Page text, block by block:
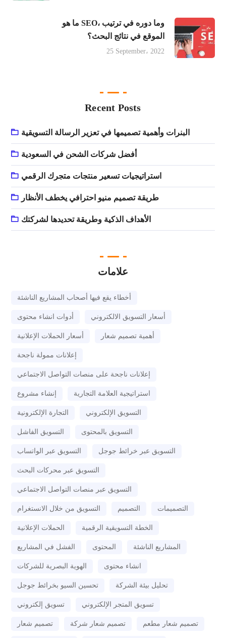
ما هو SEO، وما دوره في ترتيب
الموقع في نتائج البحث؟
25 September، 2022
Recent Posts
البنرات وأهمية تصميمها في تعزير الرسالة التسويقية
أفضل شركات الشحن في السعودية
استراتيجيات تسعير منتجات متجرك الرقمي
طريقة تصميم منيو احترافي يخطف الأنظار
الأهداف الذكية وطريقة تحديدها لشركتك
علامات
أخطاء يقع فيها أصحاب المشاريع الناشئة
أدوات انشاء محتوى أسعار التسويق الالكتروني
أسعار الحملات الإعلانية أهمية تصميم شعار
إعلانات ممولة ناجحة
إعلانات ناجحة على منصات التواصل الاجتماعي
إنشاء مشروع استراتيجية العلامة التجارية
التجارة الإلكترونية التسويق الإلكتروني
التسويق الفاشل التسويق بالمحتوى
التسويق عبر الواتساب التسويق عبر خرائط جوجل
التسويق عبر محركات البحث
التسويق عبر منصات التواصل الاجتماعي
التسويق من خلال الانستغرام التصميم التصميمات
الحملات الإعلانية الخطة التسويقية الرقمية
الفشل في المشاريع المحتوى المشاريع الناشئة
الهوية البصرية للشركات انشاء محتوى
تحسين السيو بخرائط جوجل تحليل بيئة الشركة
تسويق إلكتروني تسويق المتجر الإلكتروني
تصميم شعار تصميم شعار شركة تصميم شعار مطعم